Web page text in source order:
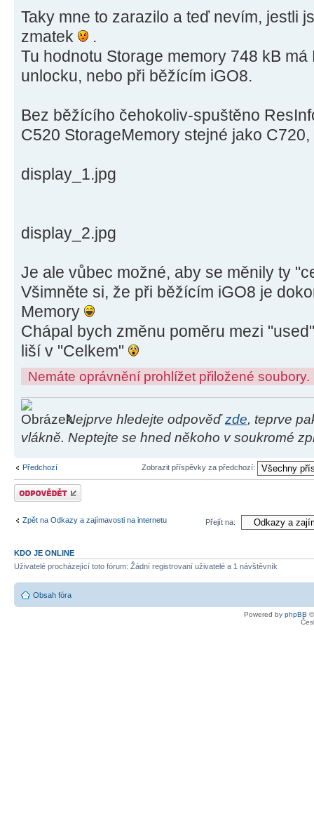
Taky mne to zarazilo a teď nevím, jestli
zmatek
.
Tu hodnotu Storage memory 748 kB
unlocku, nebo při běžícím iGO8.
Bez běžícího čehokoliv-spuštěno
C520 StorageMemory stejné jako
display_1.jpg
display_2.jpg
Je ale vůbec možné, aby se měnily ty
Všimněte si, že při běžícím iGO8 je
Memory
Chápal bych změnu poměru mezi
liší v "Celkem"
Nemáte oprávnění prohlížet přiložené soubory.
Nejprve hledejte odpověďzde, teprve
vlákně. Neptejte se hned někoho v soukromé
Předchozí Zobrazit příspěvky za předchozí:
Odeslat odpověď
Zpět na Odkazy a zajímavosti na internetu Přejít na:
KDO JE ONLINE
Uživatelé procházející toto fórum: Žádní registrovaní uživatelé a 1 návštěvník
Obsah fóra
Powered by phpBB